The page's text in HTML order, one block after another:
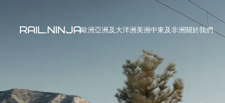
歐洲亞洲及大洋洲美洲中東及非洲關於我們